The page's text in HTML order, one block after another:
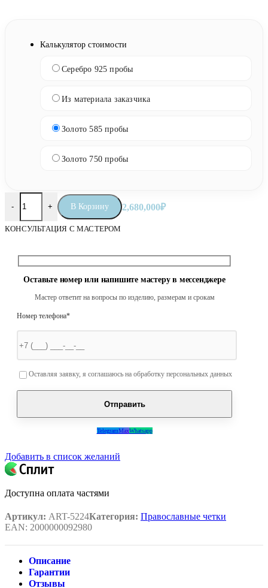
Калькулятор стоимости
Серебро 925 пробы
Из материала заказчика
Золото 585 пробы
Золото 750 пробы
-
Количество товара Православные четки «Животворящее
+ В Корзину 2,680,000₽
КОНСУЛЬТАЦИЯ С МАСТЕРОМ
Оставьте номер или напишите мастеру в мессенджере
Мастер ответит на вопросы по изделию, размерам и срокам
Номер телефона*
Оставьте это поле пустым.
Оставляя заявку, я соглашаюсь на обработку персональных данных
TelegramMaxWhatsapp
Добавить в список желаний
Доступна оплата частями
Артикул: ART-5224Категория: Православные четки
EAN: 2000000092980
Описание
Гарантии
Отзывы